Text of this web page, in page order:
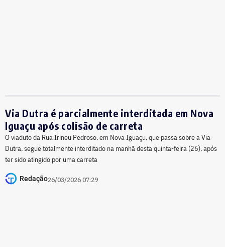
Via Dutra é parcialmente interditada em Nova
Iguaçu após colisão de carreta
O viaduto da Rua Irineu Pedroso, em Nova Iguaçu, que passa sobre a Via
Dutra, segue totalmente interditado na manhã desta quinta-feira (26), após
ter sido atingido por uma carreta
Redação26/03/2026 07:29